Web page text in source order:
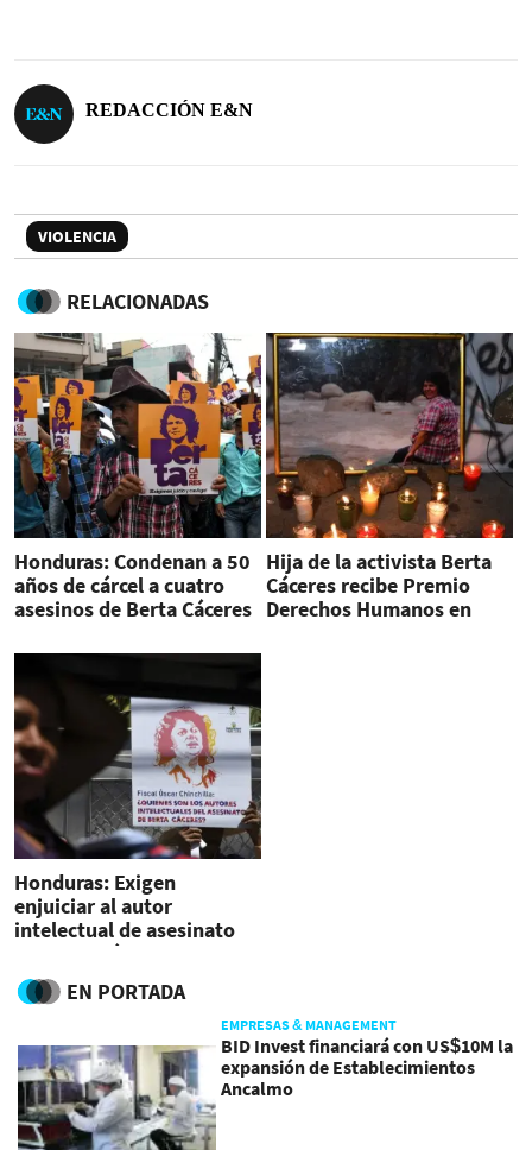
REDACCIÓN E&N
VIOLENCIA
RELACIONADAS
Honduras: Condenan a 50
años de cárcel a cuatro
asesinos de Berta Cáceres
Hija de la activista Berta
Cáceres recibe Premio
Derechos Humanos en
Honduras: Exigen
enjuiciar al autor
intelectual de asesinato
de Berta Cáceres
EN PORTADA
EMPRESAS & MANAGEMENT
BID Invest financiará con US$10M la
expansión de Establecimientos
Ancalmo